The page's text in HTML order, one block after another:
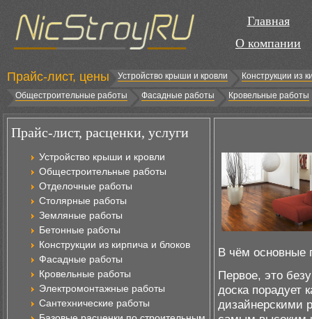
Главная
О компании
Прайс-лист, цены Устройство крыши и кровли
Конструкции из
Общестроительные работы
Фасадные работы Кровельные работы
Прайс-лист, расценки, услуги
Устройство крыши и кровли
Общестроительные работы
Отделочные работы
Столярные работы
Земляные работы
Бетонные работы
Конструкции из кирпича и блоков
Фасадные работы
Кровельные работы
Электромонтажные работы
Сантехнические работы
В чём основные
Первое, это
доска порадует
дизайнерскими